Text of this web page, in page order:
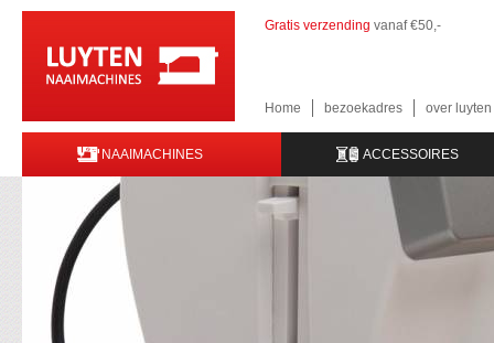
Gratis verzending vanaf €50,-
Home bezoekadres over
NAAIMACHINES ACCESSOIRES